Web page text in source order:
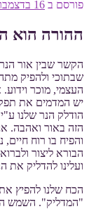
פורסם ב 16 בדצמבר 2020
ההורה הוא
הקשר שבין אור
שבתוכי ולהפיק
העצמי, מוכר
יש המדמים את
הודלק הנר שלנו
הזה באור ואהבה.
והפיח בו רוח
הבורא ליצור
ועלינו להדליק את
הכח שלנו להפיץ
"המדליק". השמש